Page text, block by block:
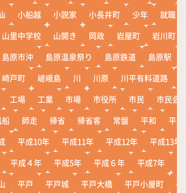
小船越 小説家 小長井町 少年
就職
山里中学校 山開き 岡政 岩屋町
岩川町
島原市沖 島原温泉祭り 島原鉄道 島原駅
崎戸町 嵯峨島 川 川原 川平有料道路
工場 工業 市場 市役所 市民
市民会
師走 帰省 帰省客 常盤 平和
平
平成10年 平成11年 平成12年
平成13年
平成４年 平成5年 平成６年 平成7年
平戸 平戸城 平戸大橋 平戸小屋町
平